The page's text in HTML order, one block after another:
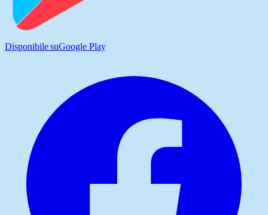
Disponibile suGoogle Play